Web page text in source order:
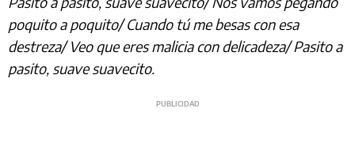
poquito a poquito/ Cuando tú me besas con esa
destreza/ Veo que eres malicia con delicadeza/ Pasito a
pasito, suave suavecito.